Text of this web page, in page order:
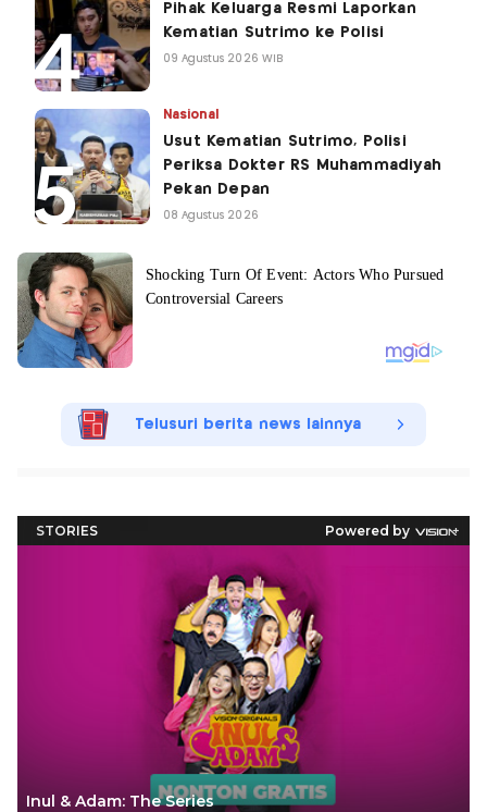
Pihak Keluarga Resmi Laporkan
Kematian Sutrimo ke Polisi
09 Agustus 2026 WIB
Nasional
Usut Kematian Sutrimo, Polisi
Periksa Dokter RS Muhammadiyah
Pekan Depan
08 Agustus 2026
Telusuri berita news lainnya